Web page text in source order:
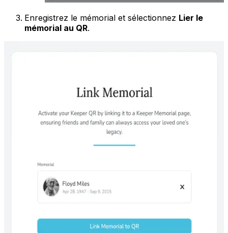
Enregistrez le mémorial et sélectionnez Lier le
mémorial au QR.